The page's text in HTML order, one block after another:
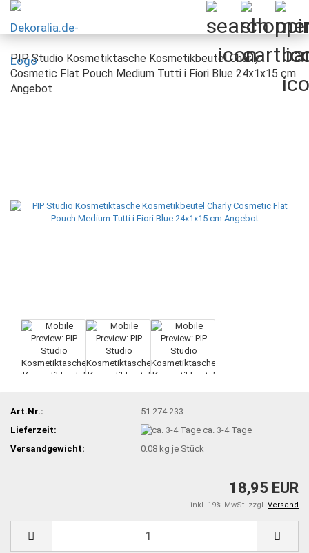
PIP Studio Kosmetiktasche Kosmetikbeutel Charly
Cosmetic Flat Pouch Medium Tutti i Fiori Blue 24x1x15 cm
Angebot
Art.Nr.:
51.274.233
Lieferzeit:
ca. 3-4 Tage
Versandgewicht:
0.08 kg je Stück
18,95 EUR
inkl. 19% MwSt. zzgl. Versand